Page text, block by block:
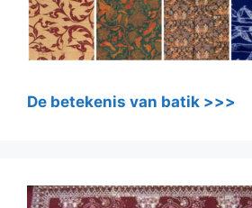
De betekenis van batik >>>